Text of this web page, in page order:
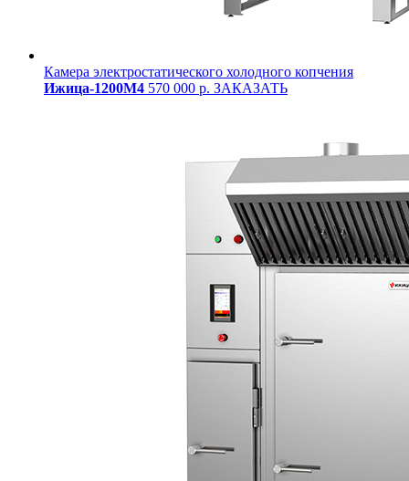
Камера электростатического холодного копчения
Ижица-1200М4 570 000 р. ЗАКАЗАТЬ